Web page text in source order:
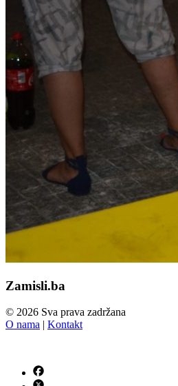
Zamisli.ba
© 2026 Sva prava zadržana
O nama | Kontakt